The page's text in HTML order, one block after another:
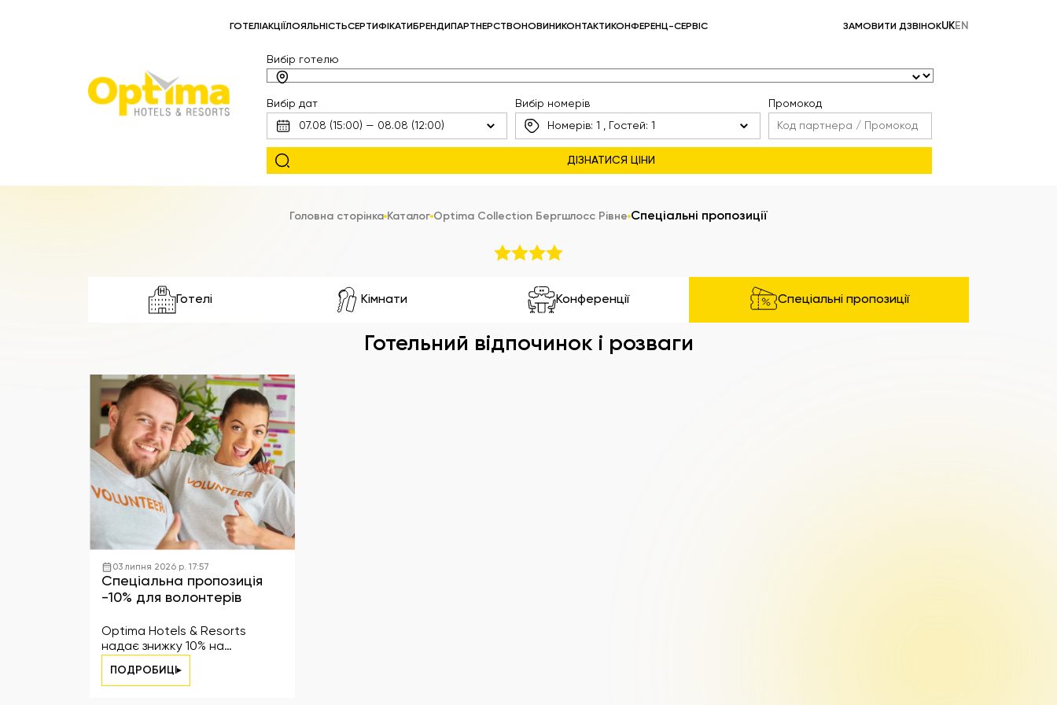
ГОТЕЛІАКЦІЇЛОЯЛЬНІСТЬСЕРТИФІКАТИБРЕНДИПАРТНЕРСТВОНОВИНИКОНТАКТИКОНФЕРЕНЦ-СЕРВІС ЗАМОВИТИ ДЗВІНОКUKEN
Вибір готелю
Вибір дат
Вибір номерів
Номерів: 1 , Гостей: 1
Промокод
Головна сторінка Каталог Optima Collection Бергшлосс Рівне Спеціальні пропозиції
Готелі Кімнати Конференції Спеціальні пропозиції
Готельний відпочинок і розваги
03 липня 2026 р. 17:57
Спеціальна пропозиція
-10% для волонтерів
Optima Hotels & Resorts
надає знижку 10% на
ПОДРОБИЦІ